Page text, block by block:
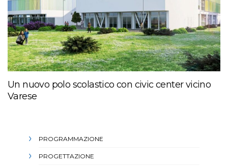
Un nuovo polo scolastico con civic center vicino
Varese
PROGRAMMAZIONE
PROGETTAZIONE